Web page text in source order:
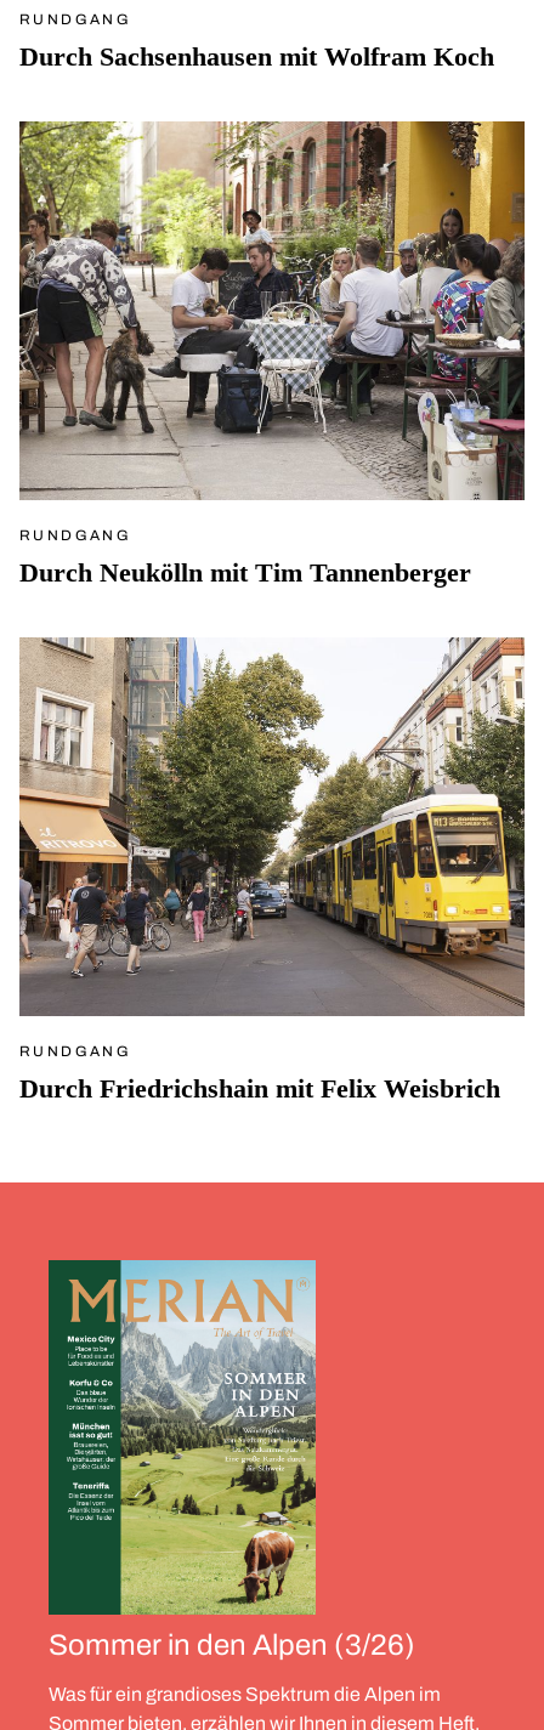
RUNDGANG
Durch Sachsenhausen mit Wolfram Koch
RUNDGANG
Durch Neukölln mit Tim Tannenberger
RUNDGANG
Durch Friedrichshain mit Felix Weisbrich
Sommer in den Alpen (3/26)
Was für ein grandioses Spektrum die Alpen im
Sommer bieten, erzählen wir Ihnen in diesem Heft.